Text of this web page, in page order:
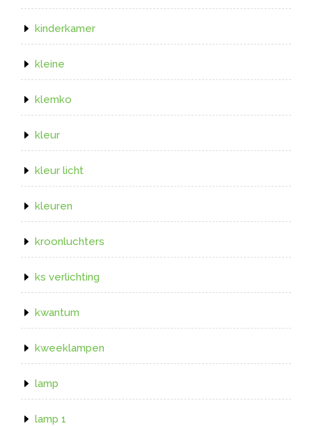
kinderkamer
kleine
klemko
kleur
kleur licht
kleuren
kroonluchters
ks verlichting
kwantum
kweeklampen
lamp
lamp 1